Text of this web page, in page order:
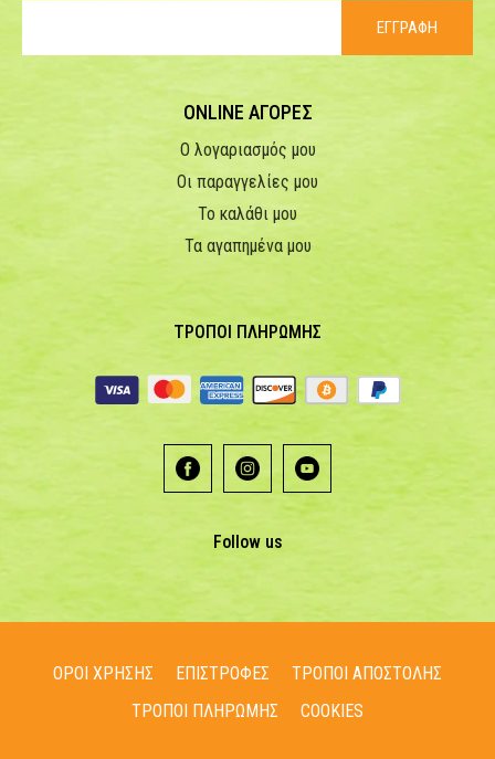
ΕΓΓΡΑΦΗ
ONLINE ΑΓΟΡΕΣ
Ο λογαριασμός μου
Οι παραγγελίες μου
Το καλάθι μου
Τα αγαπημένα μου
ΤΡΟΠΟΙ ΠΛΗΡΩΜΗΣ
Follow us
ΟΡΟΙ ΧΡΗΣΗΣ ΕΠΙΣΤΡΟΦΕΣ
ΤΡΟΠΟΙ ΑΠΟΣΤΟΛΗΣ
ΤΡΟΠΟΙ ΠΛΗΡΩΜΗΣ
COOKIES